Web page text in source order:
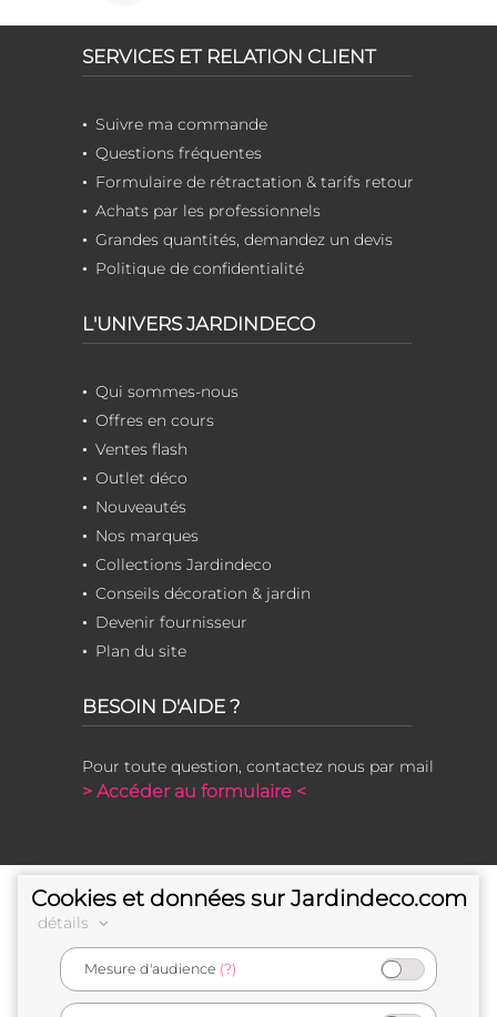
SERVICES ET RELATION CLIENT
Suivre ma commande
Questions fréquentes
Formulaire de rétractation & tarifs retour
Achats par les professionnels
Grandes quantités, demandez un devis
Politique de confidentialité
L'UNIVERS JARDINDECO
Qui sommes-nous
Offres en cours
Ventes flash
Outlet déco
Nouveautés
Nos marques
Collections Jardindeco
Conseils décoration & jardin
Devenir fournisseur
Plan du site
BESOIN D'AIDE ?
Pour toute question, contactez nous par mail
> Accéder au formulaire <
Cookies et données sur Jardindeco.com
détails
Mesure d'audience (?)